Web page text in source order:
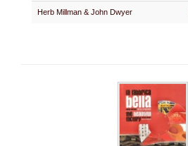
Herb Millman & John Dwyer